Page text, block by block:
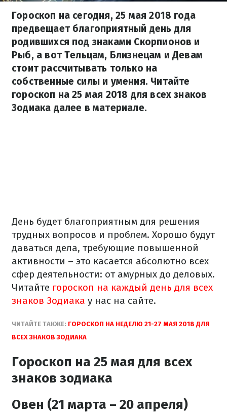
Гороскоп на сегодня, 25 мая 2018 года
предвещает благоприятный день для
родившихся под знаками Скорпионов и
Рыб, а вот Тельцам, Близнецам и Девам
стоит рассчитывать только на
собственные силы и умения. Читайте
гороскоп на 25 мая 2018 для всех знаков
Зодиака далее в материале.
День будет благоприятным для решения
трудных вопросов и проблем. Хорошо будут
даваться дела, требующие повышенной
активности – это касается абсолютно всех
сфер деятельности: от амурных до деловых.
Читайте гороскоп на каждый день для всех
знаков Зодиака у нас на сайте.
ЧИТАЙТЕ ТАКЖЕ: ГОРОСКОП НА НЕДЕЛЮ 21-27 МАЯ 2018 ДЛЯ
ВСЕХ ЗНАКОВ ЗОДИАКА
Гороскоп на 25 мая для всех
знаков зодиака
Овен (21 марта – 20 апреля)